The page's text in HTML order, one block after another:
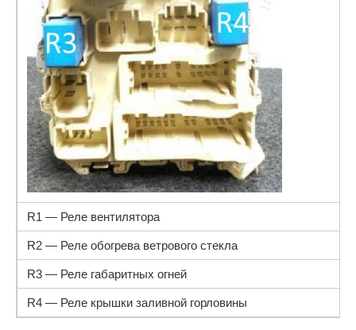
R1 — Реле вентилятора
R2 — Реле обогрева ветрового стекла
R3 — Реле габаритных огней
R4 — Реле крышки заливной горловины